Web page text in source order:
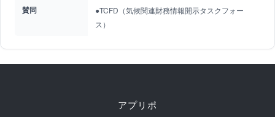
賛同
●TCFD（気候関連財務情報開示タスクフォー
ス）
アプリポ